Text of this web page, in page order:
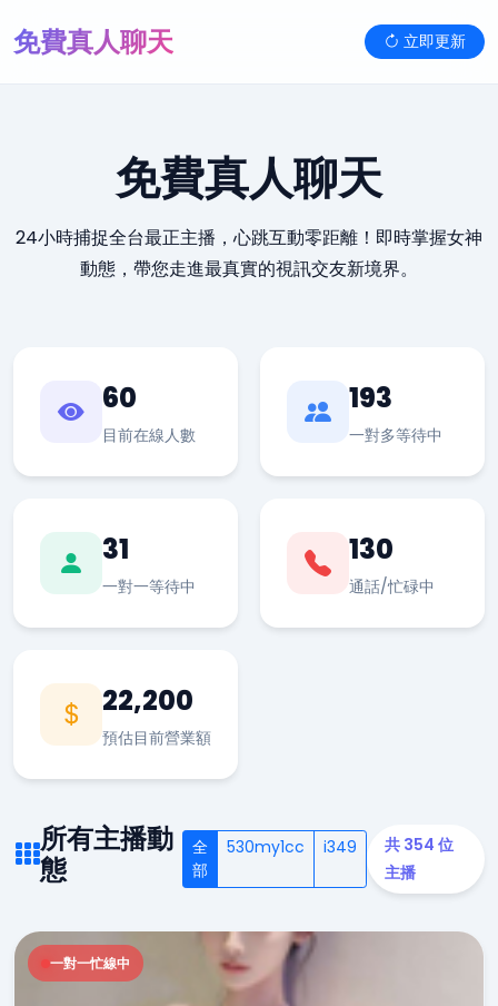
免費真人聊天 立即更新
免費真人聊天
24小時捕捉全台最正主播，心跳互動零距離！即時掌握女神
動態，帶您走進最真實的視訊交友新境界。
60
目前在線人數
193
一對多等待中
31
一對一等待中
130
通話/忙碌中
22,200
預估目前營業額
所有主播動
態
全
部
530my1cc i349
共 354 位
主播
一對一忙線中